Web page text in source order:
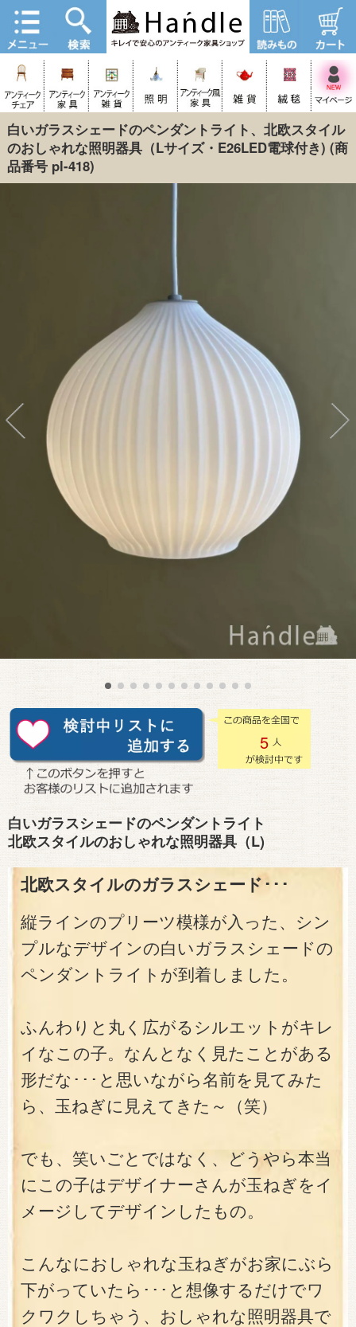
白いガラスシェードのペンダントライト、北欧スタイル
のおしゃれな照明器具（Lサイズ・E26LED電球付き) (商
品番号 pl-418)
5
白いガラスシェードのペンダントライト
北欧スタイルのおしゃれな照明器具（L)
北欧スタイルのガラスシェード･･･
縦ラインのプリーツ模様が入った、シン
プルなデザインの白いガラスシェードの
ペンダントライトが到着しました。
ふんわりと丸く広がるシルエットがキレ
イなこの子。なんとなく見たことがある
形だな･･･と思いながら名前を見てみた
ら、玉ねぎに見えてきた～（笑）
でも、笑いごとではなく、どうやら本当
にこの子はデザイナーさんが玉ねぎをイ
メージしてデザインしたもの。
こんなにおしゃれな玉ねぎがお家にぶら
下がっていたら･･･と想像するだけでワ
クワクしちゃう、おしゃれな照明器具で